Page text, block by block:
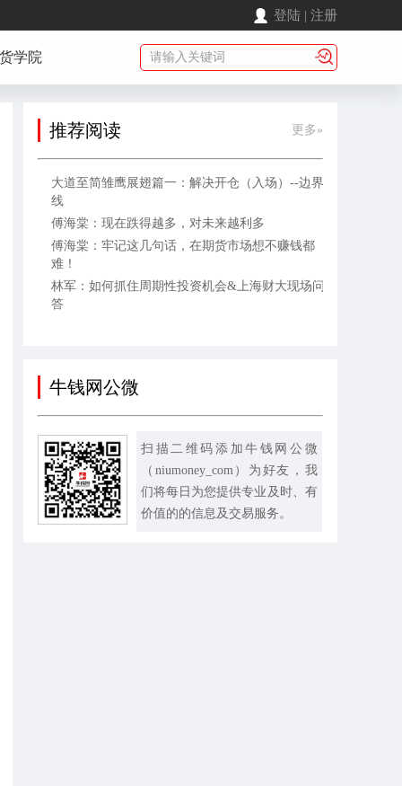
登陆 | 注册
学院
推荐阅读 更多»
大道至简雏鹰展翅篇一：解决开仓（入场）--边界
线
傅海棠：现在跌得越多，对未来越利多
傅海棠：牢记这几句话，在期货市场想不赚钱都
难！
林军：如何抓住周期性投资机会&上海财大现场问
答
牛钱网公微
扫描二维码添加牛钱网公微
（niumoney_com）为好友，我
们将每日为您提供专业及时、有
价值的的信息及交易服务。